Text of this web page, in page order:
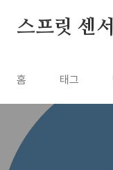
스프릿 센서
홈 태그